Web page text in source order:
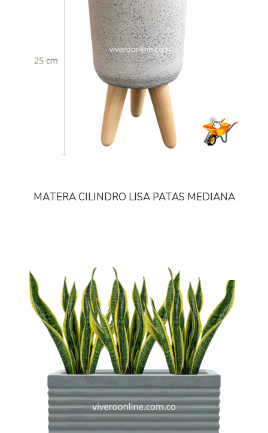
MATERA CILINDRO LISA PATAS MEDIANA